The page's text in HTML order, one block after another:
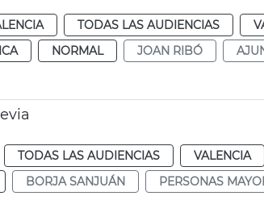
TODAS LAS AUDIENCIAS
NORMAL JOAN RIBÓ
TODAS LAS AUDIENCIAS VALENCIA
BORJA SANJUÁN
PERSONAS